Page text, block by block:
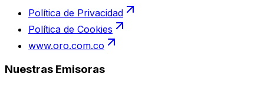
Política de Privacidad
Política de Cookies
www.oro.com.co
Nuestras Emisoras